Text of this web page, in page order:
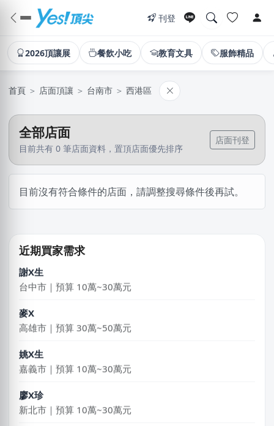
刊登
2026頂讓展 餐飲小吃 教育文具 服飾精品
首頁 ＞ 店面頂讓 ＞ 台南市 ＞ 西港區
全部店面
目前共有 0 筆店面資料，置頂店面優先排序
店面刊登
目前沒有符合條件的店面，請調整搜尋條件後再試。
近期買家需求
馬X凱
台北市｜預算 30萬~50萬元
謝X生
台中市｜預算 10萬~30萬元
麥X
高雄市｜預算 30萬~50萬元
姚X生
嘉義市｜預算 10萬~30萬元
廖X珍
新北市｜預算 10萬~30萬元